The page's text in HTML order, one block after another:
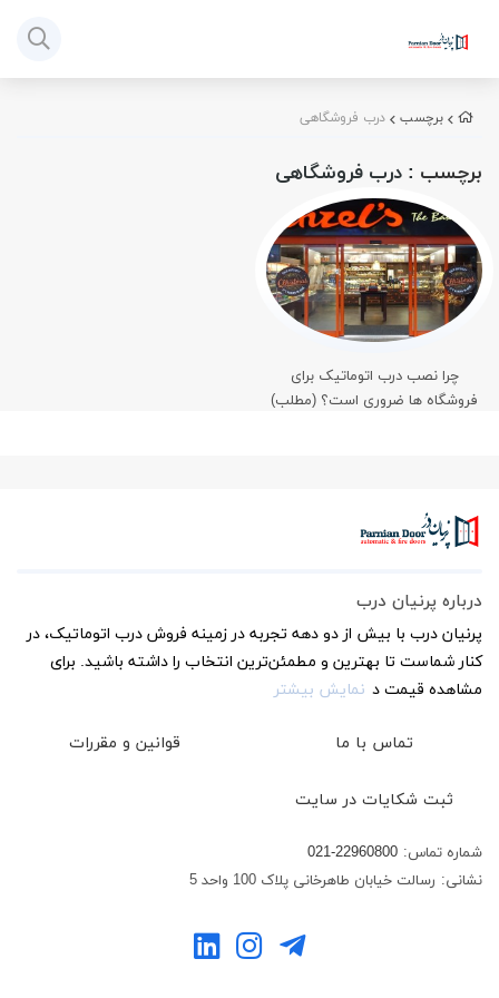
برچسب درب فروشگاهی
برچسب : درب فروشگاهی
چرا نصب درب اتوماتیک برای
فروشگاه ها ضروری است؟ (مطلب)
درباره پرنیان درب
پرنیان درب با بیش از دو دهه تجربه در زمینه فروش درب اتوماتیک، در
کنار شماست تا بهترین و مطمئن‌ترین انتخاب را داشته باشید. برای
مشاهده قیمت د نمایش بیشتر
تماس با ما قوانین و مقررات
ثبت شکایات در سایت
شماره تماس: 021-22960800
نشانی: رسالت خیابان طاهرخانی پلاک 100 واحد 5